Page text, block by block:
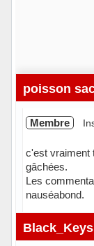
poisson
Membre
c'est vraiment
gâchées.
Les
nauséabond.
Hors ligne
Black_Keys